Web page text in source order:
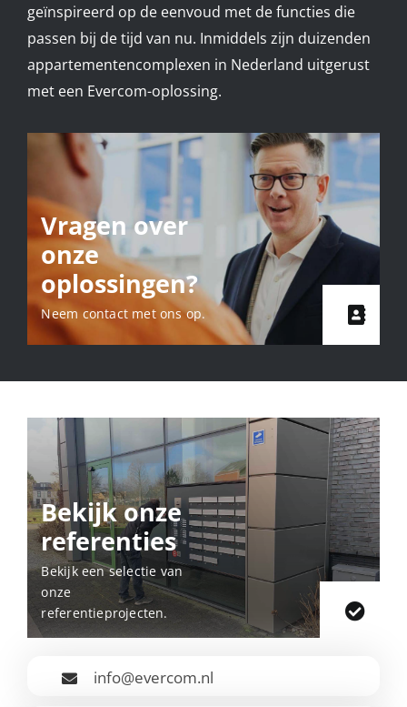
geïnspireerd op de eenvoud met de functies die
passen bij de tijd van nu. Inmiddels zijn duizenden
appartementencomplexen in Nederland uitgerust
met een Evercom-oplossing.
Vragen over
onze
oplossingen?
Neem contact met ons op.
Bekijk onze
referenties
Bekijk een selectie van
onze
referentieprojecten.
info@evercom.nl